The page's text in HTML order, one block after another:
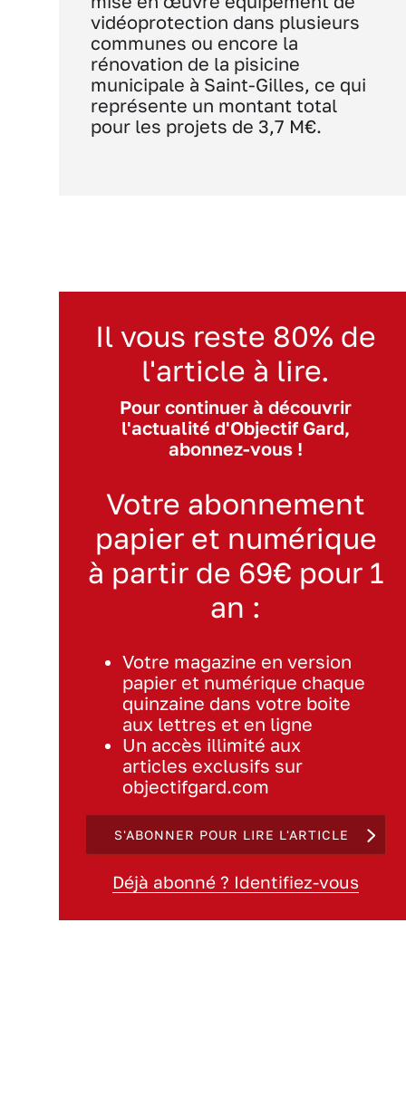
vidéoprotection dans plusieurs
communes ou encore la
rénovation de la pisicine
municipale à Saint-Gilles, ce qui
représente un montant total
pour les projets de 3,7 M€.
Il vous reste 80% de
l'article à lire.
Pour continuer à découvrir
l'actualité d'Objectif Gard,
abonnez-vous !
Votre abonnement
papier et numérique
à partir de 69€ pour 1
an :
Votre magazine en version
papier et numérique chaque
quinzaine dans votre boite
aux lettres et en ligne
Un accès illimité aux
articles exclusifs sur
objectifgard.com
S'ABONNER POUR LIRE L'ARTICLE
Déjà abonné ? Identifiez-vous